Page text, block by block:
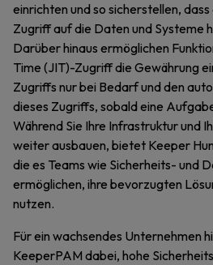
einrichten und so sicherstellen,
Zugriff auf die Daten und Systeme
Darüber hinaus ermöglichen
Time (JIT)-Zugriff die Gewährung
Zugriffs nur bei Bedarf und den
dieses Zugriffs, sobald eine
Während Sie Ihre Infrastruktur und
weiter ausbauen, bietet Keeper
die es Teams wie Sicherheits- und
ermöglichen, ihre bevorzugten
nutzen.
Für ein wachsendes Unternehmen
KeeperPAM dabei, hohe